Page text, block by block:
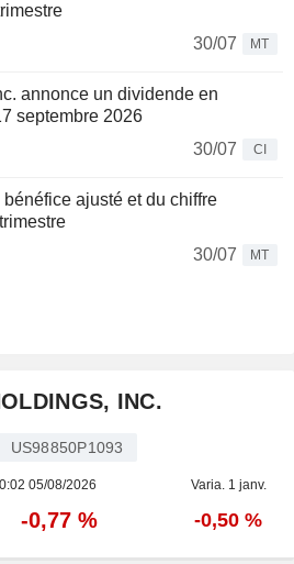
30/07
MT
annonce un dividende en
septembre 2026
30/07
CI
ajusté et du chiffre
30/07
MT
INC.
US98850P1093
05/08/2026 Varia. 1 janv.
-0,77 % -0,50 %